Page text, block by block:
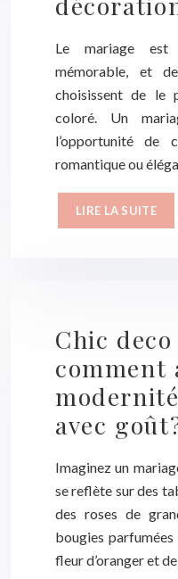
Le mariage est
mémorable, et
choisissent de le
coloré. Un
l’opportunité de
romantique ou
LIRE LA SUITE
Chic
comment
avec
Imaginez un
se reflète sur des
des roses de
bougies
fleur d’oranger et